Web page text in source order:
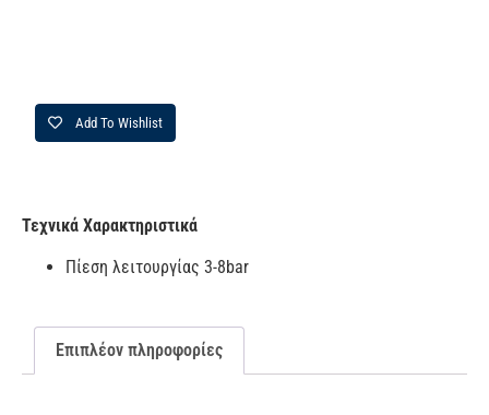
Add To Wishlist
Τεχνικά Χαρακτηριστικά
Πίεση λειτουργίας 3-8bar
Επιπλέον πληροφορίες